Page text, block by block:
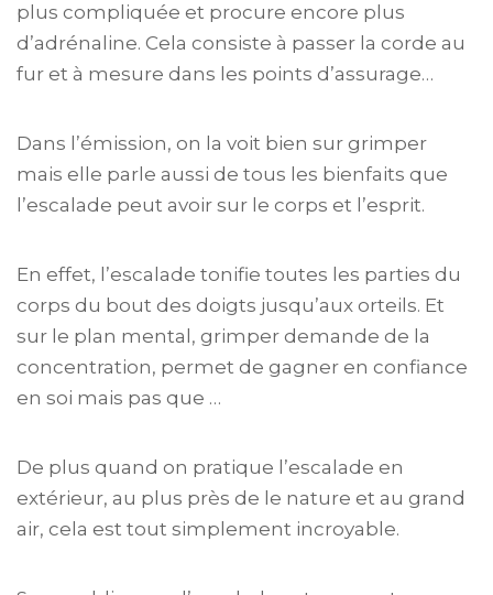
plus compliquée et procure encore plus
d’adrénaline. Cela consiste à passer la corde au
fur et à mesure dans les points d’assurage…
Dans l’émission, on la voit bien sur grimper
mais elle parle aussi de tous les bienfaits que
l’escalade peut avoir sur le corps et l’esprit.
En effet, l’escalade tonifie toutes les parties du
corps du bout des doigts jusqu’aux orteils. Et
sur le plan mental, grimper demande de la
concentration, permet de gagner en confiance
en soi mais pas que …
De plus quand on pratique l’escalade en
extérieur, au plus près de le nature et au grand
air, cela est tout simplement incroyable.